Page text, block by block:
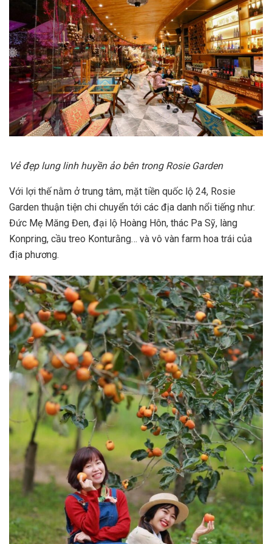
Vẻ đẹp lung linh huyền ảo bên trong Rosie Garden
Với lợi thế nằm ở trung tâm, mặt tiền quốc lộ 24, Rosie
Garden thuận tiện chi chuyển tới các địa danh nổi tiếng như:
Đức Mẹ Măng Đen, đại lộ Hoàng Hôn, thác Pa Sỹ, làng
Konpring, cầu treo Konturằng… và vô vàn farm hoa trái của
địa phương.